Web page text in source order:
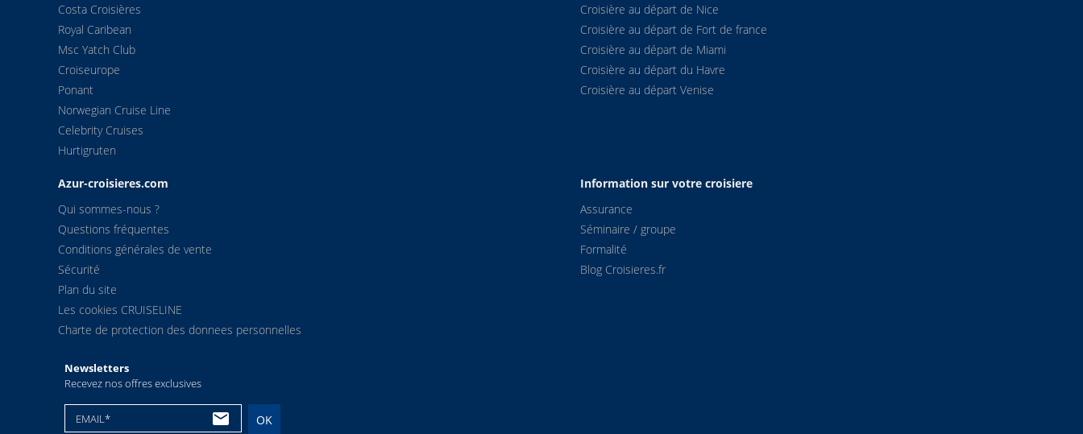
Costa Croisières
Royal Caribean
Msc Yatch Club
Croiseurope
Ponant
Norwegian Cruise Line
Celebrity Cruises
Hurtigruten
Croisière au départ de Nice
Croisière au départ de Fort de france
Croisière au départ de Miami
Croisière au départ du Havre
Croisière au départ Venise
Azur-croisieres.com
Qui sommes-nous ?
Questions fréquentes
Conditions générales de vente
Sécurité
Plan du site
Les cookies CRUISELINE
Charte de protection des donnees personnelles
Information sur votre croisiere
Assurance
Séminaire / groupe
Formalité
Blog Croisieres.fr
Newsletters
Recevez nos offres exclusives
EMAIL* OK